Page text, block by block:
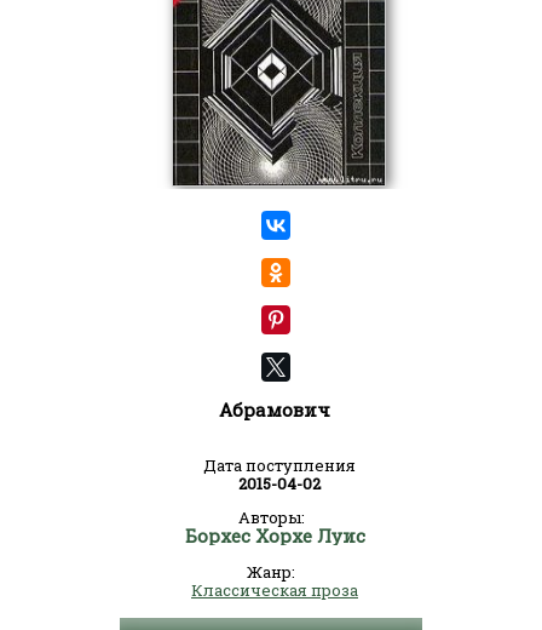
Абрамович
Дата поступления
2015-04-02
Авторы:
Борхес Хорхе Луис
Жанр:
Классическая проза